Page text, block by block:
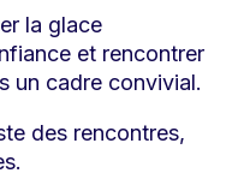
la glace
et rencontrer
un cadre convivial.
des rencontres,